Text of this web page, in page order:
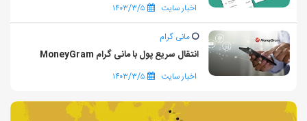
اخبار سایت ۱۴۰۳/۳/۵
مانی گرام
انتقال سریع پول با مانی گرام MoneyGram
اخبار سایت ۱۴۰۳/۳/۵